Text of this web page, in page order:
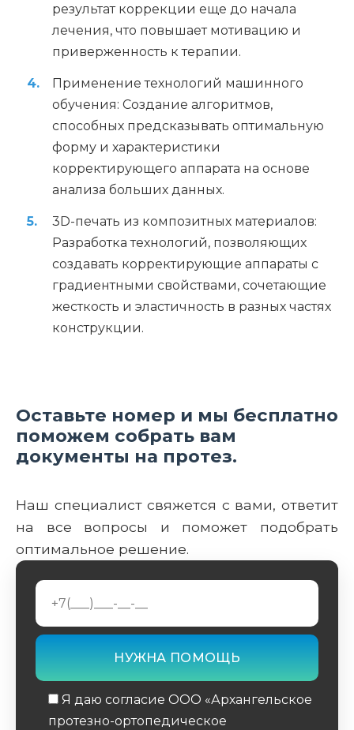
результат коррекции еще до начала
лечения, что повышает мотивацию и
приверженность к терапии.
Применение технологий машинного
обучения: Создание алгоритмов,
способных предсказывать оптимальную
форму и характеристики
корректирующего аппарата на основе
анализа больших данных.
3D-печать из композитных материалов:
Разработка технологий, позволяющих
создавать корректирующие аппараты с
градиентными свойствами, сочетающие
жесткость и эластичность в разных частях
конструкции.
Оставьте номер и мы бесплатно
поможем собрать вам
документы на протез.
Наш специалист свяжется с вами, ответит
на все вопросы и поможет подобрать
оптимальное решение.
Я даю согласие ООО «Архангельское
протезно-ортопедическое